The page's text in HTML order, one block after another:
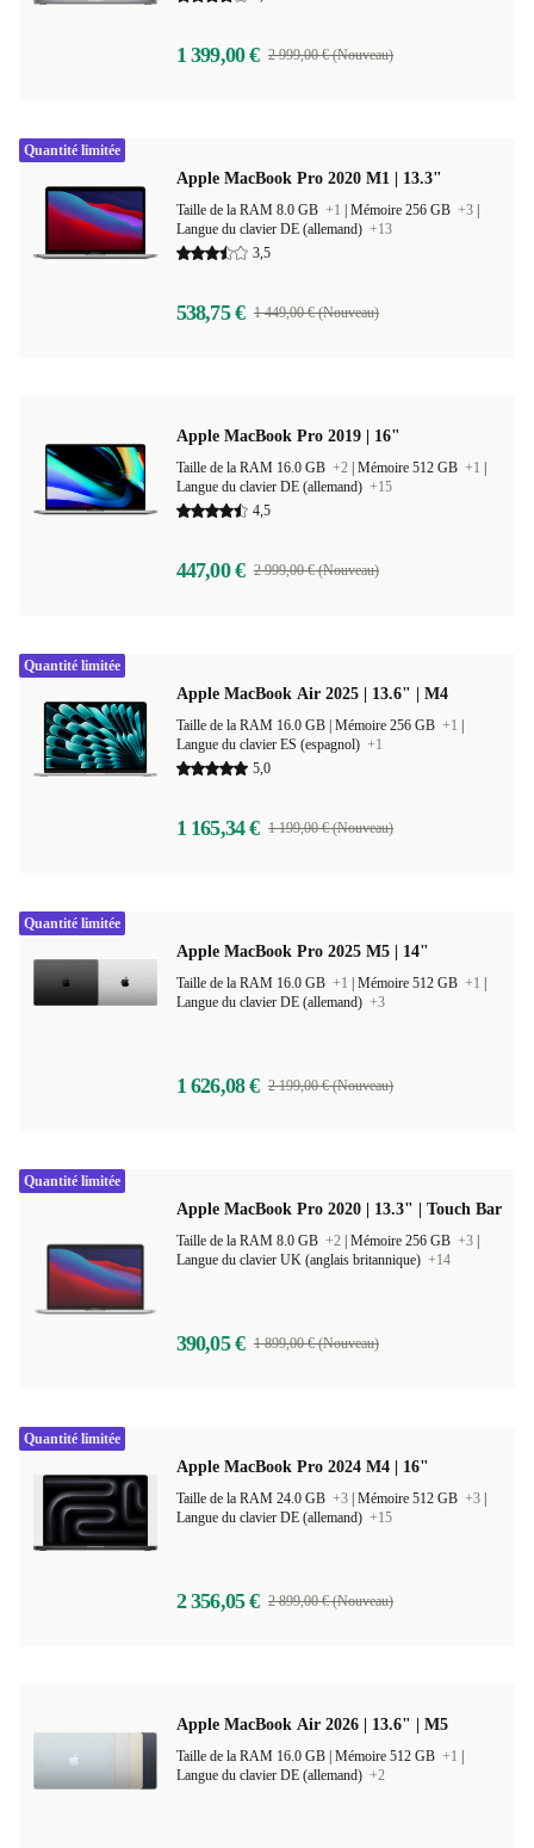
1 399,00 € 2 999,00 € (Nouveau)
Apple MacBook Pro 2020 M1 | 13.3"
Taille de la RAM 8.0 GB +1 Mémoire 256 GB +3
Langue du clavier DE (allemand) +13
3,5
538,75 € 1 449,00 € (Nouveau)
Quantité limitée
Apple MacBook Pro 2019 | 16"
Taille de la RAM 16.0 GB +2 Mémoire 512 GB +1
Langue du clavier DE (allemand) +15
4,5
447,00 € 2 999,00 € (Nouveau)
Apple MacBook Air 2025 | 13.6" | M4
Mémoire 256 GB +1
Langue du clavier ES (espagnol) +1
5,0
1 165,34 € 1 199,00 € (Nouveau)
Quantité limitée
Apple MacBook Pro 2025 M5 | 14"
Taille de la RAM 16.0 GB +1 Mémoire 512 GB +1
Langue du clavier DE (allemand) +3
1 626,08 € 2 199,00 € (Nouveau)
Quantité limitée
Apple MacBook Pro 2020 | 13.3" | Touch Bar
Taille de la RAM 8.0 GB +2 Mémoire 256 GB +3
Langue du clavier UK (anglais britannique) +14
390,05 € 1 899,00 € (Nouveau)
Quantité limitée
Apple MacBook Pro 2024 M4 | 16"
Taille de la RAM 24.0 GB +3 Mémoire 512 GB +3
Langue du clavier DE (allemand) +15
2 356,05 € 2 899,00 € (Nouveau)
Quantité limitée
Apple MacBook Air 2026 | 13.6" | M5
Mémoire 512 GB +1
Langue du clavier DE (allemand) +2